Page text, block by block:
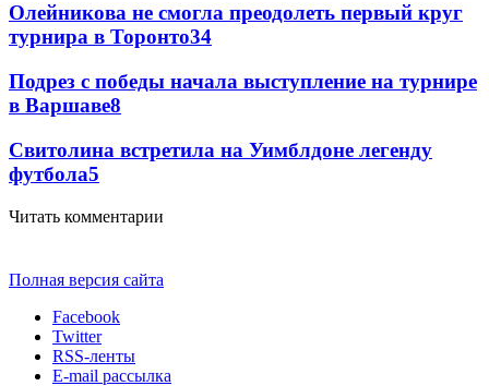
Олейникова не смогла преодолеть первый круг
турнира в Торонто34
Подрез с победы начала выступление на турнире
в Варшаве8
Свитолина встретила на Уимблдоне легенду
футбола5
Читать комментарии
Полная версия сайта
Facebook
Twitter
RSS-ленты
E-mail рассылка